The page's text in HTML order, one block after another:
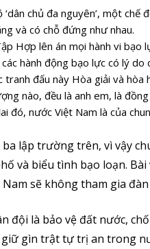
chủ đa nguyên’, một chế
và có chỗ đứng như nhau.
Hợp lên án mọi hành vi bạo
hành động bạo lực có lý do
đấu này Hòa giải và hòa
nào, đều là anh em, là
đó, nước Việt Nam là của
lập trường trên, vì vậy
và biểu tình bạo loạn.
sẽ không tham gia
đội là bảo vệ đất nước,
gìn trật tự trị an trong